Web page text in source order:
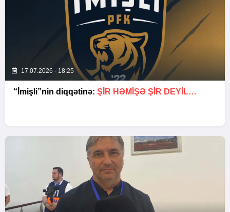
17.07.2026 - 18:25
“İmişli”nin diqqətinə: ŞIR HƏMIŞƏ ŞIR DEYIL…